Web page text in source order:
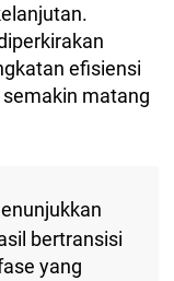
efisiensi
matang
bertransisi
yang